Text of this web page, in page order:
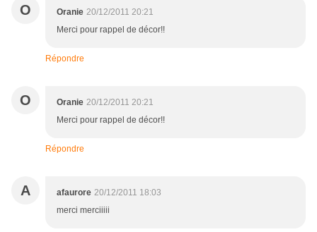
O Oranie 20/12/2011 20:21
Merci pour rappel de décor!!
Répondre
O Oranie 20/12/2011 20:21
Merci pour rappel de décor!!
Répondre
A afaurore 20/12/2011 18:03
merci merciiiii